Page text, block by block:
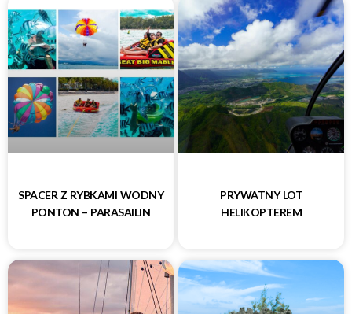
SPACER Z RYBKAMI WODNY
PONTON – PARASAILIN
PRYWATNY LOT
HELIKOPTEREM